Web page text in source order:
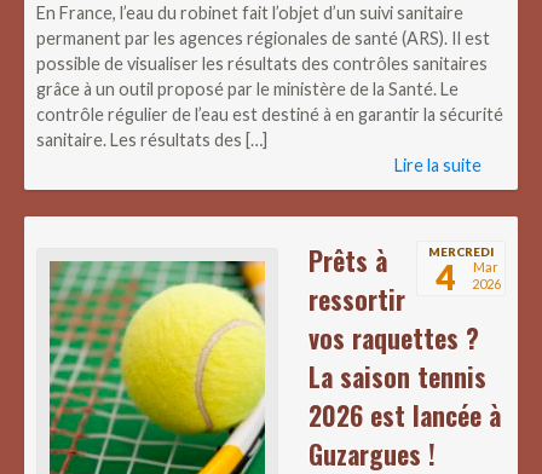
En France, l’eau du robinet fait l’objet d’un suivi sanitaire
permanent par les agences régionales de santé (ARS). Il est
possible de visualiser les résultats des contrôles sanitaires
grâce à un outil proposé par le ministère de la Santé. Le
contrôle régulier de l’eau est destiné à en garantir la sécurité
sanitaire. Les résultats des […]
Lire la suite
MERCREDI
4
Mar
2026
Prêts à
ressortir
vos raquettes ?
La saison tennis
2026 est lancée à
Guzargues !